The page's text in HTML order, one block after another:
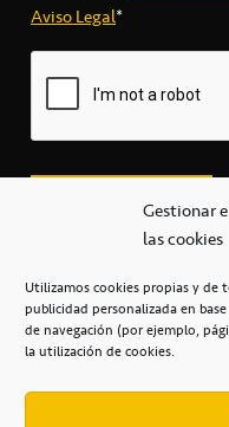
Gestionar
las cookies
Utilizamos cookies propias y de
publicidad personalizada en
de navegación (por ejemplo,
la utilización de cookies.
Aviso Legal*
+34 922 253
Casa del